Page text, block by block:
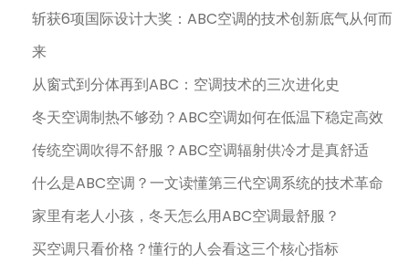
斩获6项国际设计大奖：ABC空调的技术创新底气从何而
来
从窗式到分体再到ABC：空调技术的三次进化史
冬天空调制热不够劲？ABC空调如何在低温下稳定高效
传统空调吹得不舒服？ABC空调辐射供冷才是真舒适
什么是ABC空调？一文读懂第三代空调系统的技术革命
家里有老人小孩，冬天怎么用ABC空调最舒服？
买空调只看价格？懂行的人会看这三个核心指标